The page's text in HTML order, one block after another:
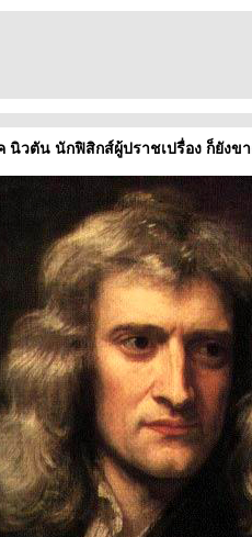
นิวตัน นักฟิสิกส์ผู้ปราชเปรื่อง ก็ยังข